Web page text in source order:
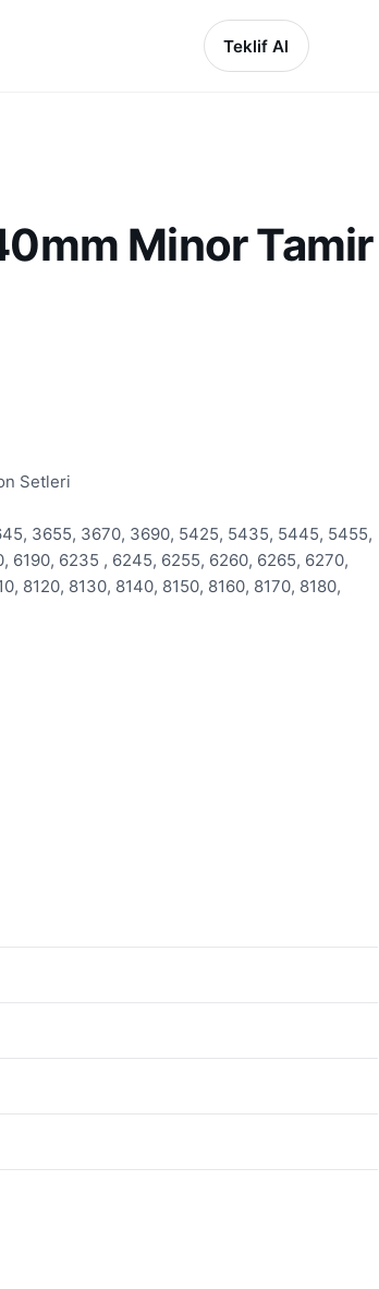
Teklif Al
Minor Tamir
Setleri
3655, 3670, 3690, 5425, 5435, 5445, 5455,
6190, 6235 , 6245, 6255, 6260, 6265, 6270,
8120, 8130, 8140, 8150, 8160, 8170, 8180,